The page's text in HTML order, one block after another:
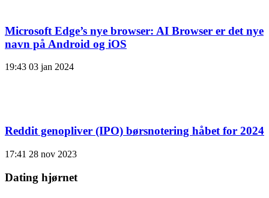
Microsoft Edge’s nye browser: AI Browser er det nye
navn på Android og iOS
19:43 03 jan 2024
Reddit genopliver (IPO) børsnotering håbet for 2024
17:41 28 nov 2023
Dating hjørnet